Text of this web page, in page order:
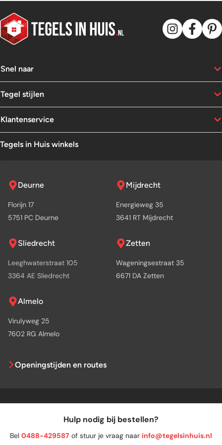
Snel naar
Tegel stijlen
Klantenservice
Tegels in Huis winkels
Deurne
Florijn 17
5751 PC Deurne
Mijdrecht
Energieweg 35
3641 RT Mijdrecht
Sliedrecht
Leeghwaterstraat 105
3364 AE Sliedrecht
Zetten
Wageningsestraat 35
6671 DA Zetten
Almelo
Virulyweg 25
7602 RG Almelo
Openingstijden en routes
Hulp nodig bij bestellen?
Bel 0488-429587 of stuur je vraag naar info@tegelsinhuis.nl